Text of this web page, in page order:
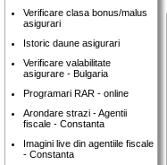
Verificare clasa bonus/malus
asigurari
Istoric daune asigurari
Verificare valabilitate
asigurare - Bulgaria
Programari RAR - online
Arondare strazi - Agentii
fiscale - Constanta
Imagini live din agentiile fiscale
- Constanta